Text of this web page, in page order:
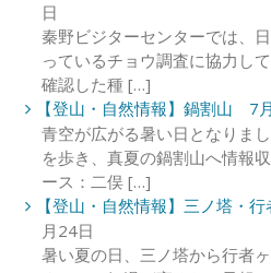
日
秦野ビジターセンターでは、
っているチョウ調査に協力し
確認した種 […]
【登山・自然情報】鍋割山 7
青空が広がる暑い日となりま
を歩き、真夏の鍋割山へ情報
ース：二俣 […]
【登山・自然情報】三ノ塔・
月24日
暑い夏の日、三ノ塔から行者